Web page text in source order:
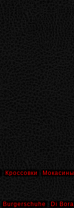
Кроссовки
Мокасины
Burgerschuhe
Di Bora